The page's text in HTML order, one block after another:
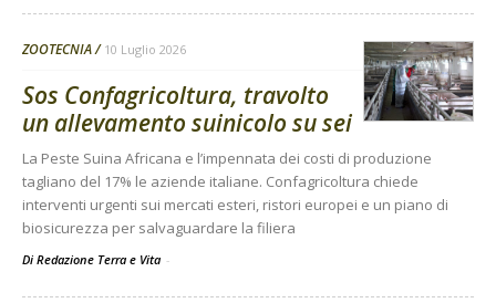
ZOOTECNIA 10 Luglio 2026
Sos Confagricoltura, travolto
un allevamento suinicolo su sei
La Peste Suina Africana e l’impennata dei costi di produzione
tagliano del 17% le aziende italiane. Confagricoltura chiede
interventi urgenti sui mercati esteri, ristori europei e un piano di
biosicurezza per salvaguardare la filiera
Di Redazione Terra e Vita -